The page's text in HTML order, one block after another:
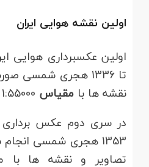
اولین نقشه هوایی ایران
تا 1336 هجری شمسی
نقشه ها با مقیاس
1353 هجری شمسی